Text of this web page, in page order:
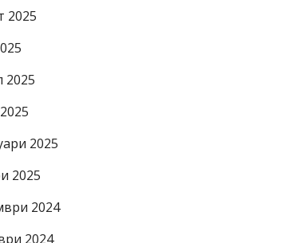
2025
2025
2025
2025
2024
2024